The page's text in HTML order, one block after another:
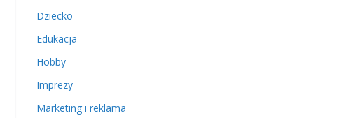
Dziecko
Edukacja
Hobby
Imprezy
Marketing i reklama